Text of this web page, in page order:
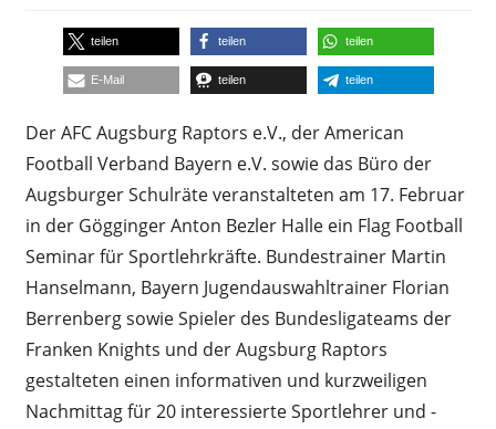
teilen teilen teilen
E-Mail teilen teilen
Der AFC Augsburg Raptors e.V., der American
Football Verband Bayern e.V. sowie das Büro der
Augsburger Schulräte veranstalteten am 17. Februar
in der Gögginger Anton Bezler Halle ein Flag Football
Seminar für Sportlehrkräfte. Bundestrainer Martin
Hanselmann, Bayern Jugendauswahltrainer Florian
Berrenberg sowie Spieler des Bundesligateams der
Franken Knights und der Augsburg Raptors
gestalteten einen informativen und kurzweiligen
Nachmittag für 20 interessierte Sportlehrer und -